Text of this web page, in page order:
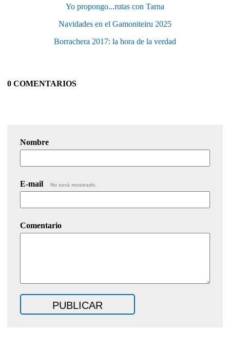
Yo propongo...rutas con Tarna
Navidades en el Gamoniteiru 2025
Borrachera 2017: la hora de la verdad
0 COMENTARIOS
Nombre
E-mail No será mostrado.
Comentario